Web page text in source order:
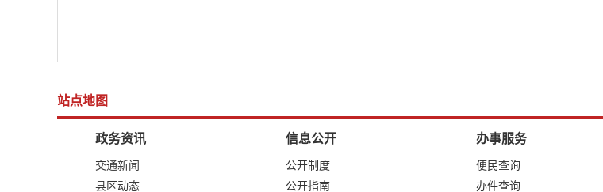
站点地图
政务资讯
交通新闻
县区动态
信息公开
公开制度
公开指南
办事服务
便民查询
办件查询